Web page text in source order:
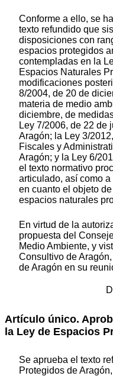
Conforme a ello, se
texto refundido que
disposiciones con
espacios protegidos
contempladas en la
Espacios Naturales
modificaciones
8/2004, de 20 de
materia de medio
diciembre, de
Ley 7/2006, de 22 de
Aragón; la Ley 3/
Fiscales y
Aragón; y la Ley 6/
el texto normativo
articulado, así como
en cuanto el objeto
espacios naturales
En virtud de la
propuesta del
Medio Ambiente, y
Consultivo de
de Aragón en su
Artículo único.
la Ley de Espacios
Se aprueba el texto
Protegidos de